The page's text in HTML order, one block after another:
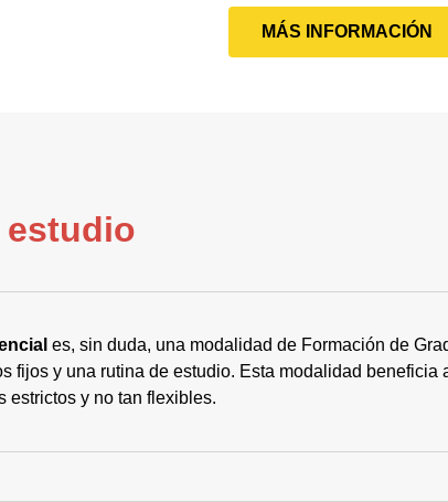
MÁS INFORMACIÓN
estudio
es, sin duda, una modalidad de Formación de
fijos y una rutina de estudio. Esta modalidad
estrictos y no tan flexibles.